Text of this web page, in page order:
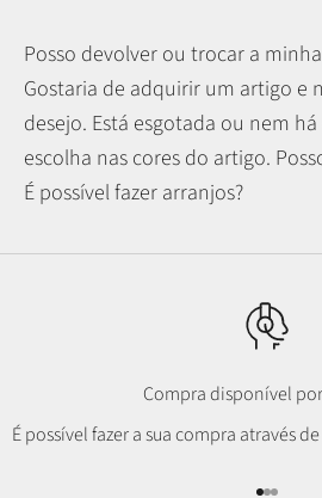
Posso devolver ou trocar a
Gostaria de adquirir um artigo e
desejo. Está esgotada ou nem
escolha nas cores do artigo.
É possível fazer arranjos?
Compra disponível
É possível fazer a sua compra através